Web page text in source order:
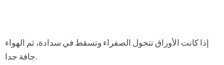
إذا كانت الأوراق تتحول الصفراء وتسقط في سدادة، ثم الهواء
جافة جدا.